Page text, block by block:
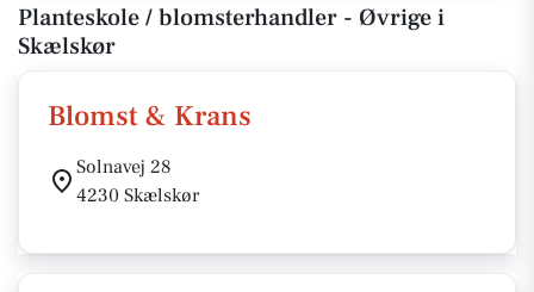
Planteskole / blomsterhandler - Øvrige i
Skælskør
Blomst & Krans
Solnavej 28
4230 Skælskør